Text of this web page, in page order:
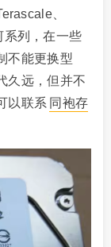
、
列，在一些
不能更换型
久远，但并不
以联系 同袍存